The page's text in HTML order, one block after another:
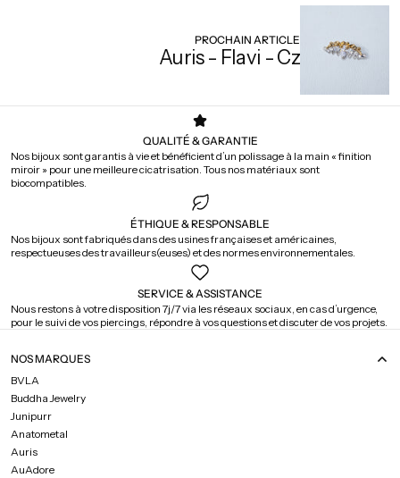
PROCHAIN ARTICLE
Auris - Flavi - Cz
QUALITÉ & GARANTIE
Nos bijoux sont garantis à vie et bénéficient d’un polissage à la main « finition
miroir » pour une meilleure cicatrisation. Tous nos matériaux sont
biocompatibles.
ÉTHIQUE & RESPONSABLE
Nos bijoux sont fabriqués dans des usines françaises et américaines,
respectueuses des travailleurs(euses) et des normes environnementales.
SERVICE & ASSISTANCE
Nous restons à votre disposition 7j/7 via les réseaux sociaux, en cas d’urgence,
pour le suivi de vos piercings, répondre à vos questions et discuter de vos projets.
NOS MARQUES
BVLA
Buddha Jewelry
Junipurr
Anatometal
Auris
AuAdore